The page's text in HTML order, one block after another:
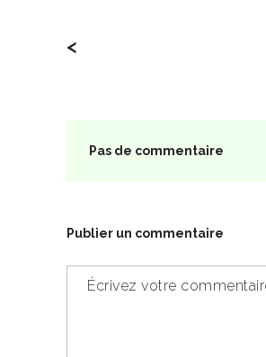
<
Pas de commentaire
Publier un commentaire